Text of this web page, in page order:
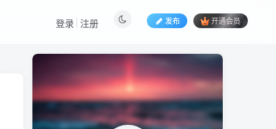
发布 开通会员
登录 注册
视频号暴力变现玩法，感
人瞬间绘画赛道，手机电脑
均可
23天前 ￥ 5.9 58